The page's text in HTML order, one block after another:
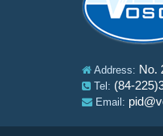
Address: No.
Tel: (84-
Email: